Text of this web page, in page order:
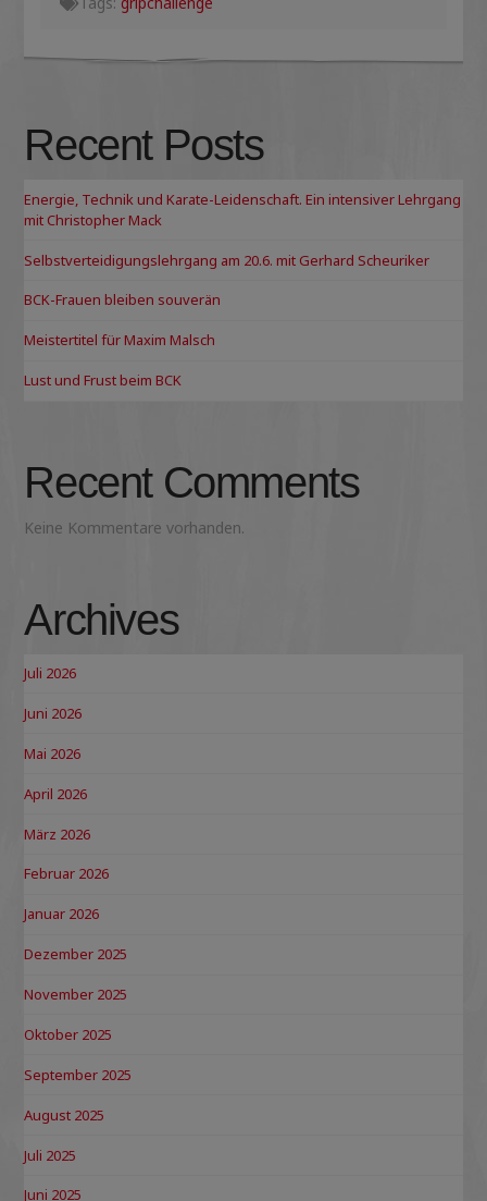
Recent Posts
Energie, Technik und Karate-Leidenschaft. Ein intensiver Lehrgang
mit Christopher Mack
Selbstverteidigungslehrgang am 20.6. mit Gerhard Scheuriker
BCK-Frauen bleiben souverän
Meistertitel für Maxim Malsch
Lust und Frust beim BCK
Recent Comments
Keine Kommentare vorhanden.
Archives
Juli 2026
Juni 2026
Mai 2026
April 2026
März 2026
Februar 2026
Januar 2026
Dezember 2025
November 2025
Oktober 2025
September 2025
August 2025
Juli 2025
Juni 2025